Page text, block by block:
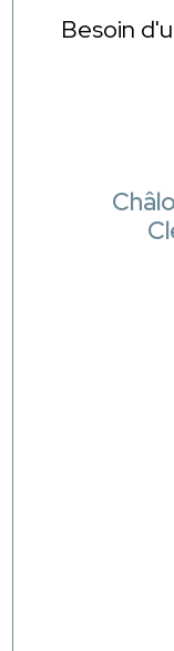
Besoin